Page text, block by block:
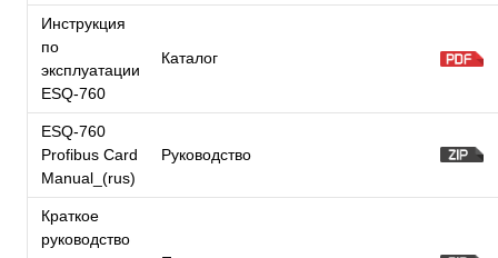
Инструкция
по
эксплуатации
ESQ-760
Каталог
ESQ-760
Profibus Card
Manual_(rus)
Руководство
Краткое
руководство